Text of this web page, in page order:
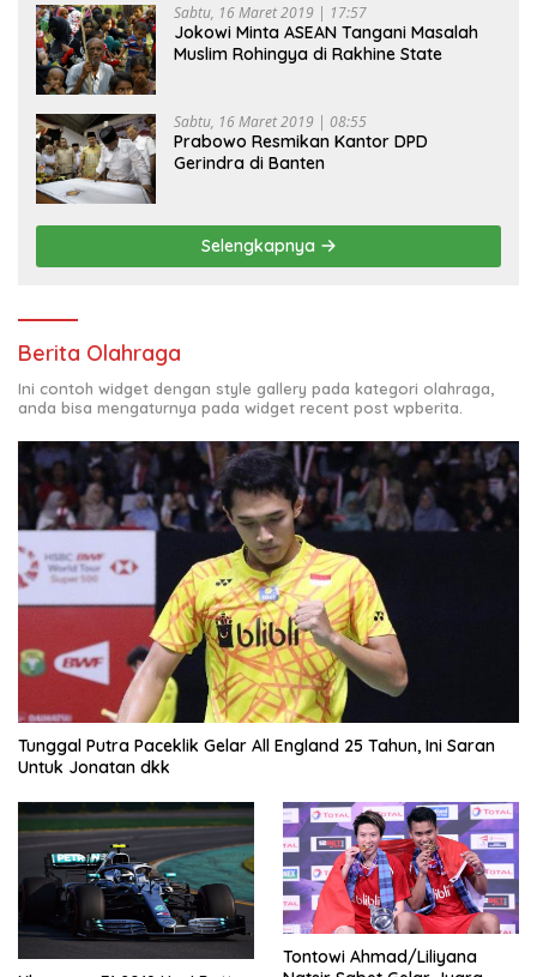
Sabtu, 16 Maret 2019 | 17:57
Jokowi Minta ASEAN Tangani Masalah
Muslim Rohingya di Rakhine State
Sabtu, 16 Maret 2019 | 08:55
Prabowo Resmikan Kantor DPD
Gerindra di Banten
Selengkapnya
Berita Olahraga
Ini contoh widget dengan style gallery pada kategori olahraga,
anda bisa mengaturnya pada widget recent post wpberita.
Tunggal Putra Paceklik Gelar All England 25 Tahun, Ini Saran
Untuk Jonatan dkk
Tontowi Ahmad/Liliyana